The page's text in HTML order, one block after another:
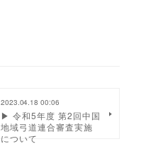
2023.04.18 00:06
▶ 令和5年度 第2回中国
地域弓道連合審査実施
について